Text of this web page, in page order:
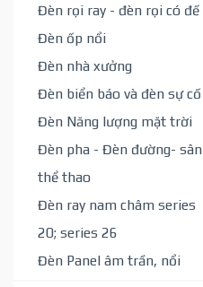
Đèn rọi ray - đèn rọi có đế
Đèn ốp nổi
Đèn nhà xưởng
Đèn biển báo và đèn sự cố
Đèn Năng lượng mặt trời
Đèn pha - Đèn đường- sân
thể thao
Đèn ray nam châm series
20; series 26
Đèn Panel âm trần, nổi